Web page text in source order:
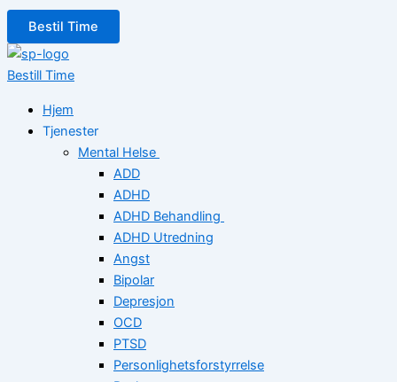
Bestil Time
Bestill Time
Hjem
Tjenester
Mental Helse
ADD
ADHD
ADHD Behandling
ADHD Utredning
Angst
Bipolar
Depresjon
OCD
PTSD
Personlighetsforstyrrelse